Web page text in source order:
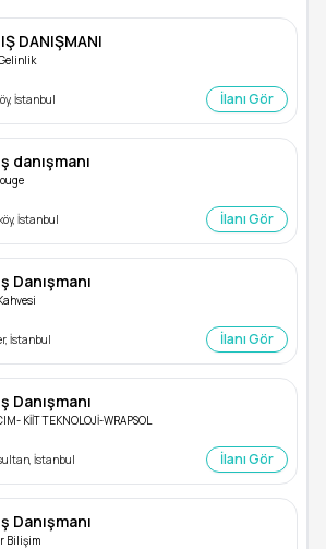
DANIŞMANI
İstanbul İlanı Gör
danışmanı
İstanbul İlanı Gör
Danışmanı
İstanbul İlanı Gör
Danışmanı
KİİT TEKNOLOJİ-WRAPSOL
İstanbul İlanı Gör
Danışmanı
Bilişim